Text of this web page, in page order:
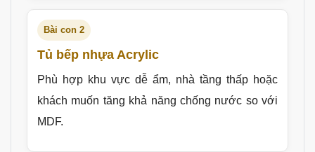
Bài con 2
Tủ bếp nhựa Acrylic
Phù hợp khu vực dễ ẩm, nhà tầng thấp hoặc
khách muốn tăng khả năng chống nước so với
MDF.